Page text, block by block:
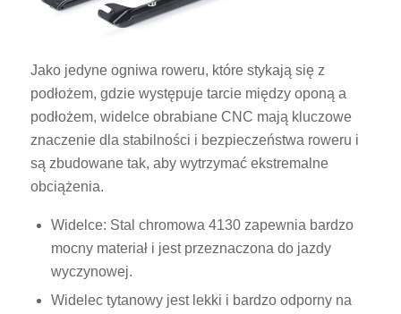
Jako jedyne ogniwa roweru, które stykają się z
podłożem, gdzie występuje tarcie między oponą a
podłożem, widelce obrabiane CNC mają kluczowe
znaczenie dla stabilności i bezpieczeństwa roweru i
są zbudowane tak, aby wytrzymać ekstremalne
obciążenia.
Widelce: Stal chromowa 4130 zapewnia bardzo
mocny materiał i jest przeznaczona do jazdy
wyczynowej.
Widelec tytanowy jest lekki i bardzo odporny na